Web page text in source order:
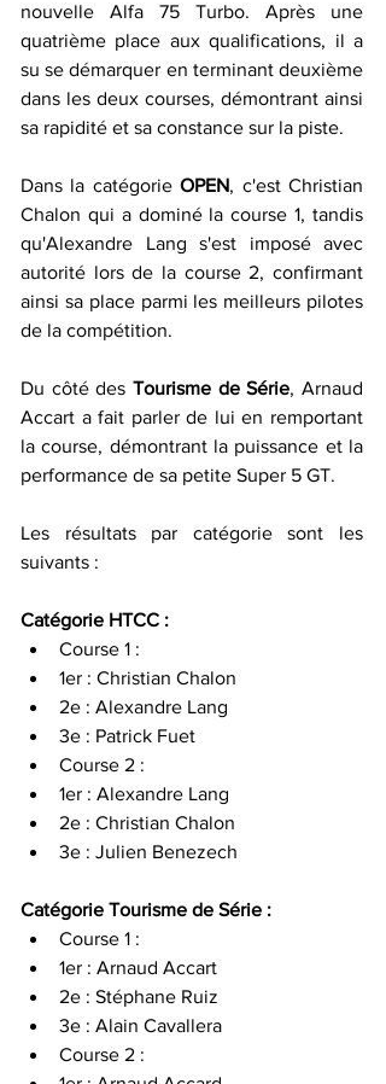
nouvelle Alfa 75 Turbo. Après une
quatrième place aux qualifications, il a
su se démarquer en terminant deuxième
dans les deux courses, démontrant ainsi
sa rapidité et sa constance sur la piste.
Dans la catégorie OPEN, c'est Christian
Chalon qui a dominé la course 1, tandis
qu'Alexandre Lang s'est imposé avec
autorité lors de la course 2, confirmant
ainsi sa place parmi les meilleurs pilotes
de la compétition.
Du côté des Tourisme de Série, Arnaud
Accart a fait parler de lui en remportant
la course, démontrant la puissance et la
performance de sa petite Super 5 GT.
Les résultats par catégorie sont les
suivants :
Catégorie HTCC :
Course 1 :
1er : Christian Chalon
2e : Alexandre Lang
3e : Patrick Fuet
Course 2 :
1er : Alexandre Lang
2e : Christian Chalon
3e : Julien Benezech
Catégorie Tourisme de Série :
Course 1 :
1er : Arnaud Accart
2e : Stéphane Ruiz
3e : Alain Cavallera
Course 2 :